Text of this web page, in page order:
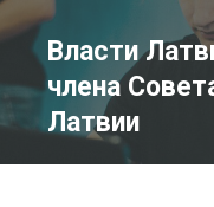
Власти
члена
Латвии